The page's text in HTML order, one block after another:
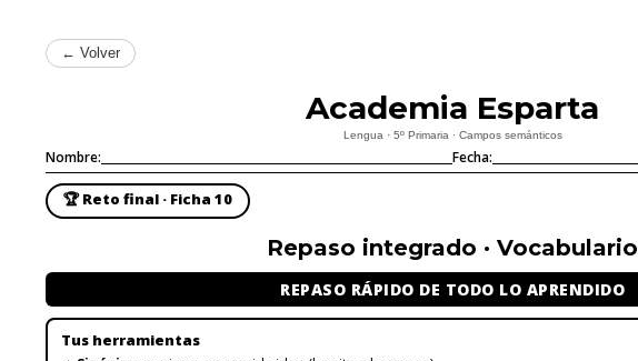
← Volver
Academia Esparta
Lengua · 5º Primaria · Campos semánticos
Nombre: Fecha:
🏆 Reto final · Ficha 10
Repaso integrado · Vocabulario
REPASO RÁPIDO DE TODO LO APRENDIDO
Tus herramientas